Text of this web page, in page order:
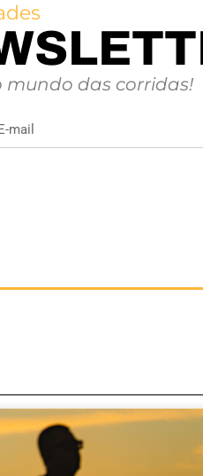
das corridas!